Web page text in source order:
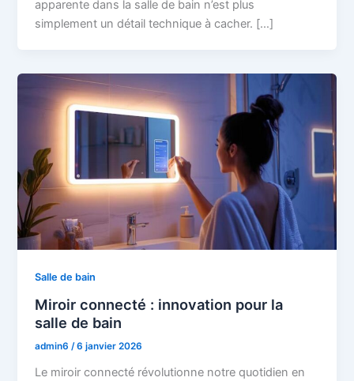
apparente dans la salle de bain n’est plus
simplement un détail technique à cacher. […]
Salle de bain
Miroir connecté : innovation pour la
salle de bain
admin6/6 janvier 2026
Le miroir connecté révolutionne notre quotidien en